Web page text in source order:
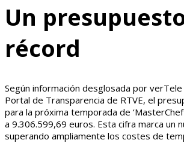
Un
récord
Según información desglosada por verTele
Portal de Transparencia de RTVE, el
para la próxima temporada de
a 9.306.599,69 euros. Esta cifra marca un
superando ampliamente los costes de